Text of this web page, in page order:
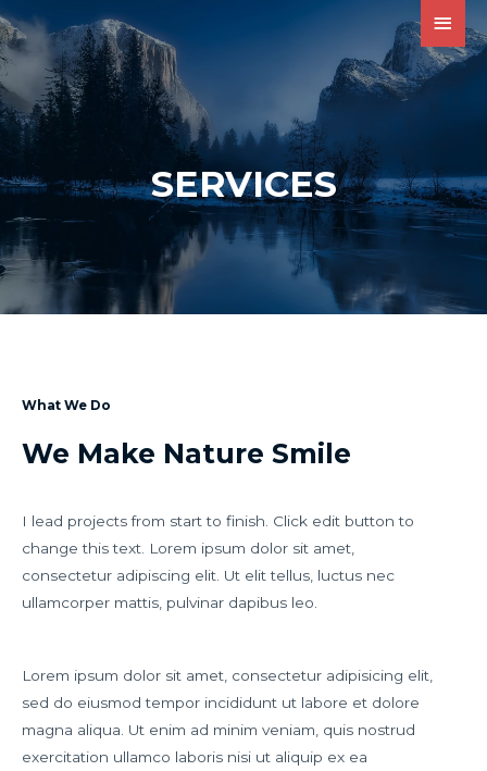
SERVICES
What We Do
We Make Nature Smile
I lead projects from start to finish. Click edit button to
change this text. Lorem ipsum dolor sit amet,
consectetur adipiscing elit. Ut elit tellus, luctus nec
ullamcorper mattis, pulvinar dapibus leo.
Lorem ipsum dolor sit amet, consectetur adipisicing elit,
sed do eiusmod tempor incididunt ut labore et dolore
magna aliqua. Ut enim ad minim veniam, quis nostrud
exercitation ullamco laboris nisi ut aliquip ex ea